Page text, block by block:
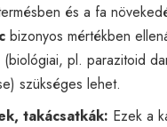
és a fa
bizonyos mértékben
pl. parazitoid
szükséges lehet.
takácsatkák: Ezek a